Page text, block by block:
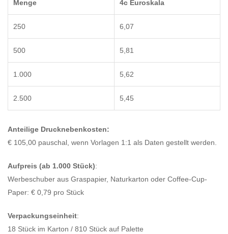
Menge 4c Euroskala
250 6,07
500 5,81
1.000 5,62
2.500 5,45
Anteilige Drucknebenkosten:
€ 105,00 pauschal, wenn Vorlagen 1:1 als Daten gestellt werden.
Aufpreis (ab 1.000 Stück):
Werbeschuber aus Graspapier, Naturkarton oder Coffee-Cup-
Paper: € 0,79 pro Stück
Verpackungseinheit:
18 Stück im Karton / 810 Stück auf Palette